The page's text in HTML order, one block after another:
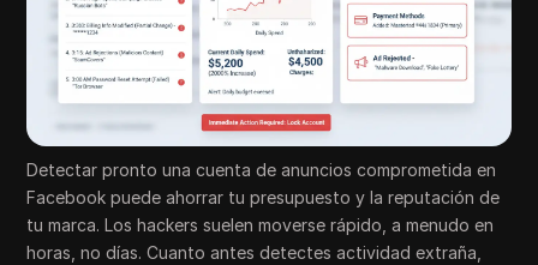
Detectar pronto una cuenta de anuncios comprometida en
Facebook puede ahorrar tu presupuesto y la reputación de
tu marca. Los hackers suelen moverse rápido, a menudo en
horas, no días. Cuanto antes detectes actividad extraña,